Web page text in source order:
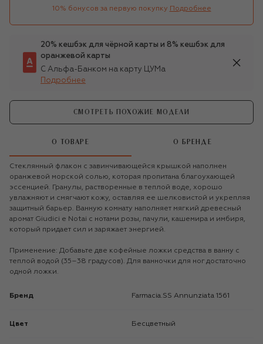
10% бонусов за первую покупку Подробнее
20% кешбэк для чёрной карты и 8% кешбэк для
оранжевой карты
С Альфа-Банком на карту ЦУМа
Подробнее
СМОТРЕТЬ ПОХОЖИЕ МОДЕЛИ
О ТОВАРЕ О БРЕНДЕ
Стеклянный флакон с завинчивающейся крышкой наполнен
оранжевой морской солью, которая пропитана благоухающей
эссенцией. Гранулы, растворенные в теплой воде, хорошо
увлажняют и смягчают кожу, оставляя ее шелковистой и укрепляя
защитный барьер. Ванную комнату наполняет мягкий древесный
аромат Giudici e Notai с нотами розы, пачули, кашемира и имбиря,
который придает сил и заряжает энергией.
Применение: Добавьте две кофейные ложки средства в ванну с
теплой водой (35–38 градусов). Для ванночки для ног достаточно
одной ложки.
Бренд Farmacia.SS Annunziata 1561
Цвет Бесцветный